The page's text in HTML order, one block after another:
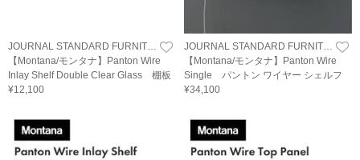
【Montana/モンタナ】Panton Wire
Inlay Shelf Double Clear Glass 棚板
¥12,100
【Montana/モンタナ】Panton Wire
Single パントン ワイヤー シェルフ
¥34,100